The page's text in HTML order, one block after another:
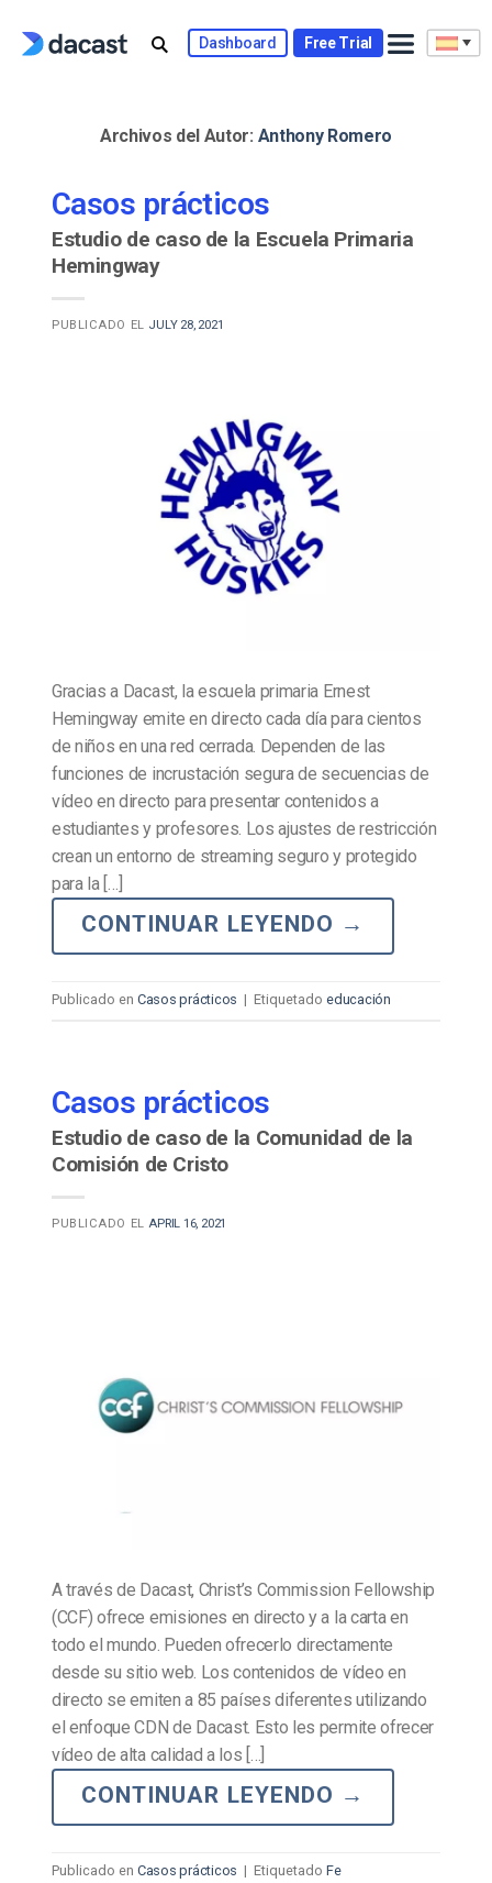
Dashboard Free Trial
Archivos del Autor: Anthony Romero
Casos prácticos
Estudio de caso de la Escuela Primaria
Hemingway
PUBLICADO EL JULY 28, 2021
Gracias a Dacast, la escuela primaria Ernest
Hemingway emite en directo cada día para cientos
de niños en una red cerrada. Dependen de las
funciones de incrustación segura de secuencias de
vídeo en directo para presentar contenidos a
estudiantes y profesores. Los ajustes de restricción
crean un entorno de streaming seguro y protegido
para la […]
CONTINUAR LEYENDO →
Publicado en Casos prácticos | Etiquetadoeducación
Casos prácticos
Estudio de caso de la Comunidad de la
Comisión de Cristo
PUBLICADO ELAPRIL 16, 2021
A través de Dacast, Christ’s Commission Fellowship
(CCF) ofrece emisiones en directo y a la carta en
todo el mundo. Pueden ofrecerlo directamente
desde su sitio web. Los contenidos de vídeo en
directo se emiten a 85 países diferentes utilizando
el enfoque CDN de Dacast. Esto les permite ofrecer
vídeo de alta calidad a los […]
CONTINUAR LEYENDO →
Publicado en Casos prácticos | EtiquetadoFe